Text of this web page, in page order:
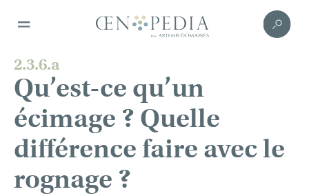
2.3.6.a
Qu’est-ce qu’un
écimage ? Quelle
différence faire avec le
rognage ?